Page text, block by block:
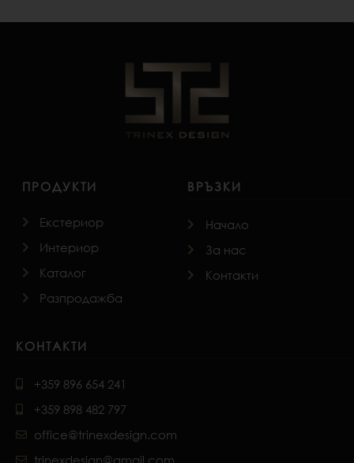
ПРОДУКТИ
Екстериор
Интериор
Каталог
Разпродажба
ВРЪЗКИ
Начало
За нас
Контакти
КОНТАКТИ
+359 896 654 241
+359 898 482 797
office@trinexdesign.com
trinexdesign@gmail.com